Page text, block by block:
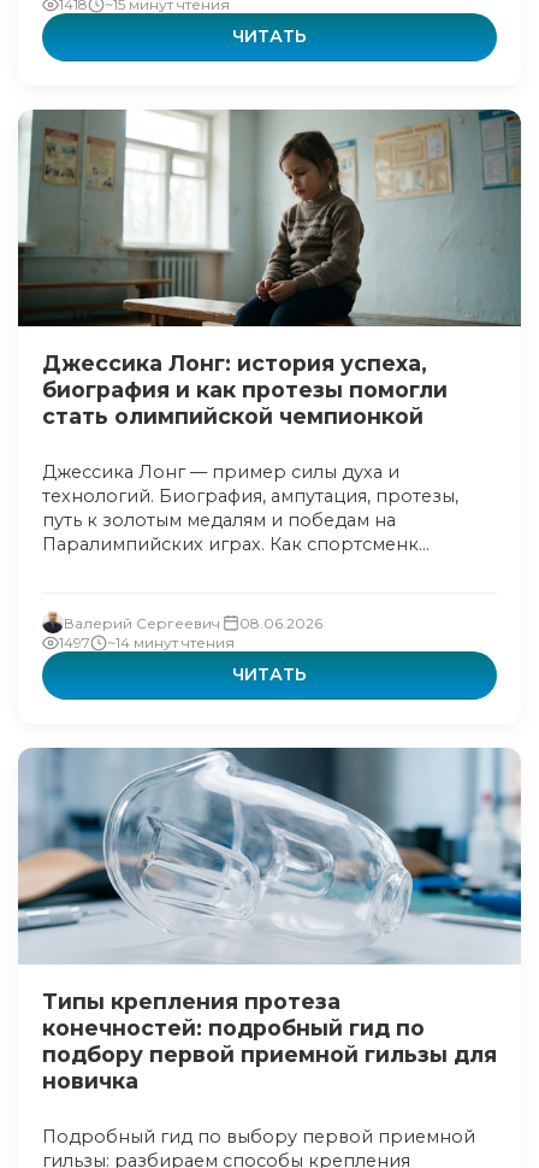
1418
~15 минут чтения
ЧИТАТЬ
Джессика Лонг: история успеха,
биография и как протезы помогли
стать олимпийской чемпионкой
Джессика Лонг — пример силы духа и
технологий. Биография, ампутация, протезы,
путь к золотым медалям и победам на
Паралимпийских играх. Как спортсменк...
Валерий Сергеевич
08.06.2026
1497
~14 минут чтения
ЧИТАТЬ
Типы крепления протеза
конечностей: подробный гид по
подбору первой приемной гильзы для
новичка
Подробный гид по выбору первой приемной
гильзы: разбираем способы крепления